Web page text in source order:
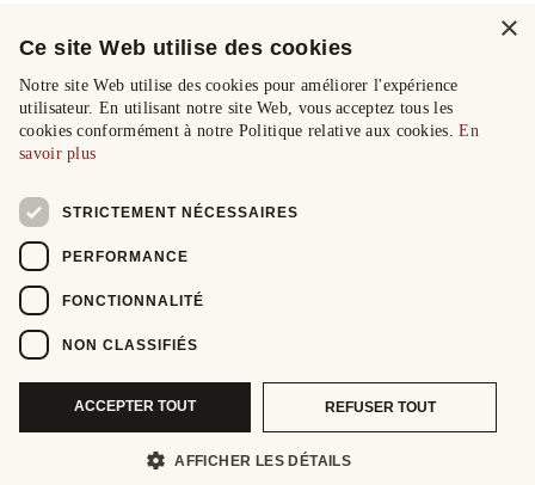
×
Ce site Web utilise des cookies
Notre site Web utilise des cookies pour améliorer l'expérience
utilisateur. En utilisant notre site Web, vous acceptez tous les
cookies conformément à notre Politique relative aux cookies.En
savoir plus
STRICTEMENT NÉCESSAIRES
PERFORMANCE
FONCTIONNALITÉ
NON CLASSIFIÉS
ACCEPTER TOUT REFUSER TOUT
AFFICHER LES DÉTAILS